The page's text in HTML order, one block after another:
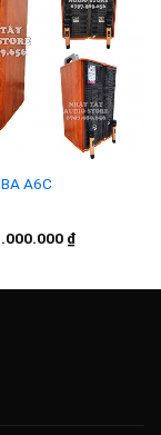
Add to
wishlist
A6C
₫